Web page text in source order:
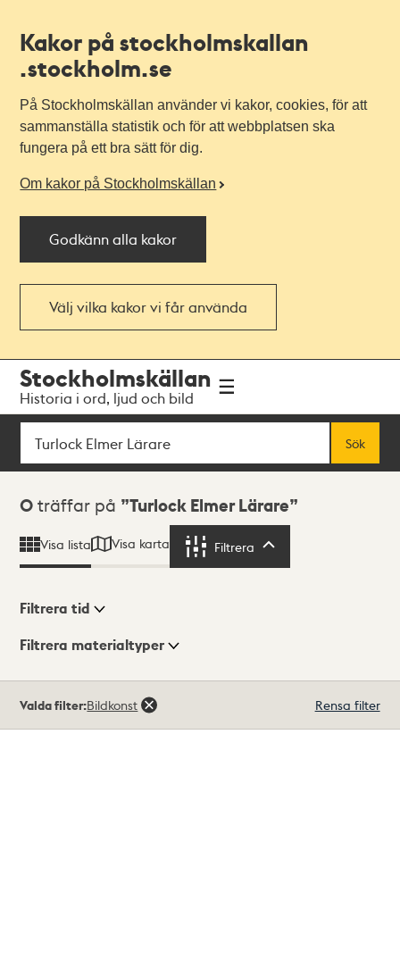
Kakor på stockholmskallan
.stockholm.se
På Stockholmskällan använder vi kakor, cookies, för att
sammanställa statistik och för att webbplatsen ska
fungera på ett bra sätt för dig.
Om kakor på Stockholmskällan
Godkänn alla kakor
Välj vilka kakor vi får använda
navigationen
huvudinnehållet
Stockholmskällan
Historia i ord, ljud och bild
Sök
Sök
Sökresultat
0 träffar på Turlock Elmer Lärare
Visa lista Visa karta Filtrera
Visningsläge
Filtrera tid
Filtrera materialtyper
träffar
Valda filter:Bildkonst Rensa filter